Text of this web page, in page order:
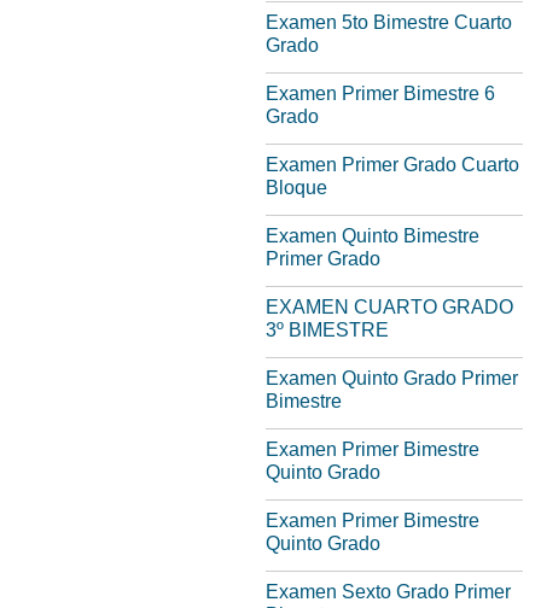
Examen 5to Bimestre Cuarto
Grado
Examen Primer Bimestre 6
Grado
Examen Primer Grado Cuarto
Bloque
Examen Quinto Bimestre
Primer Grado
EXAMEN CUARTO GRADO
3º BIMESTRE
Examen Quinto Grado Primer
Bimestre
Examen Primer Bimestre
Quinto Grado
Examen Primer Bimestre
Quinto Grado
Examen Sexto Grado Primer